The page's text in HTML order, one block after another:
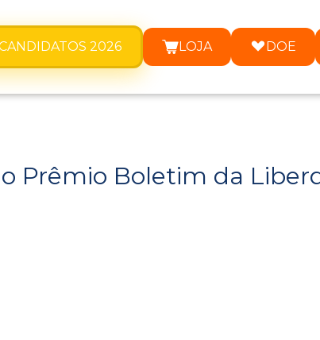
2026 LOJA DOE
Prêmio Boletim da